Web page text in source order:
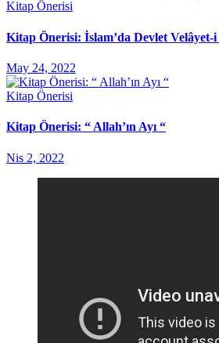
Kitap Önerisi
Kitap Önerisi: İslam’da Devlet Velâyet-
May 24, 2022
Kitap Önerisi
Kitap Önerisi: “ Allah’ın Ayı “
Nis 2, 2022